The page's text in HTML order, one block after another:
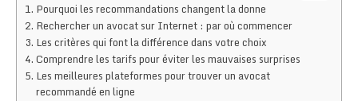
Pourquoi les recommandations changent la donne
Rechercher un avocat sur Internet : par où commencer
Les critères qui font la différence dans votre choix
Comprendre les tarifs pour éviter les mauvaises surprises
Les meilleures plateformes pour trouver un avocat
recommandé en ligne